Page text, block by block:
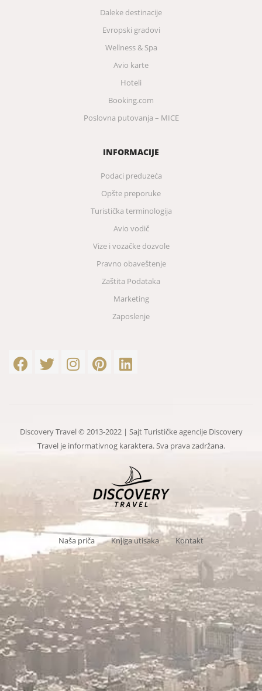
Daleke destinacije
Evropski gradovi
Wellness & Spa
Avio karte
Hoteli
Booking.com
Poslovna putovanja – MICE
INFORMACIJE
Podaci preduzeća
Opšte preporuke
Turistička terminologija
Avio vodič
Vize i vozačke dozvole
Pravno obaveštenje
Zaštita Podataka
Marketing
Zaposlenje
Discovery Travel © 2013-2022 | Sajt Turističke agencije Discovery
Travel je informativnog karaktera. Sva prava zadržana.
Naša priča Knjiga utisaka Kontakt